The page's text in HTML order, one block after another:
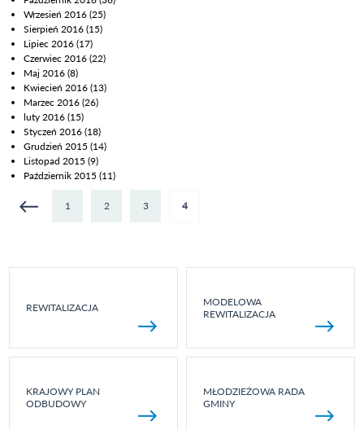
Wrzesień 2016 (25)
Sierpień 2016 (15)
Lipiec 2016 (17)
Czerwiec 2016 (22)
Maj 2016 (8)
Kwiecień 2016 (13)
Marzec 2016 (26)
luty 2016 (15)
Styczeń 2016 (18)
Grudzień 2015 (14)
Listopad 2015 (9)
Październik 2015 (11)
Strony 1 2 3 4
REWITALIZACJA
MODELOWA
REWITALIZACJA
KRAJOWY PLAN
ODBUDOWY
MŁODZIEŻOWA RADA
GMINY